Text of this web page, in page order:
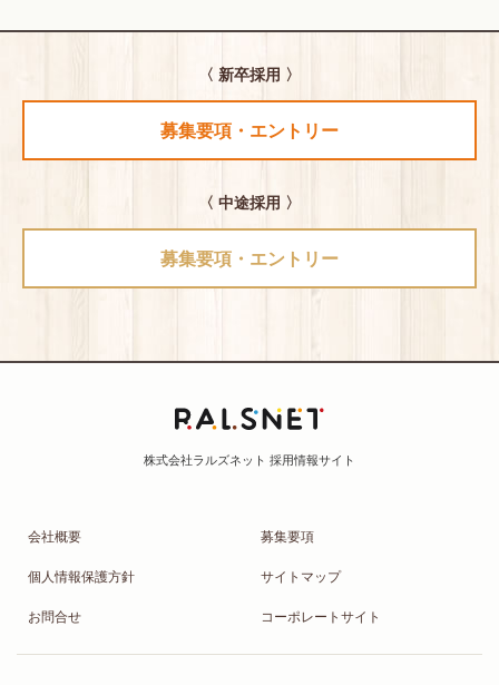
〈 新卒採用 〉
募集要項・エントリー
〈 中途採用 〉
募集要項・エントリー
会社概要 募集要項
個人情報保護方針 サイトマップ
お問合せ コーポレートサイト